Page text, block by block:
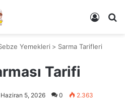
Kayıt
Yemekleri > Sarma Tarifleri
Tarifi
5, 2026 0 2.363